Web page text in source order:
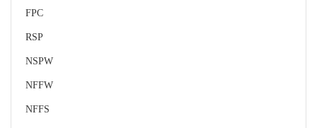
FPC
RSP
NSPW
NFFW
NFFS